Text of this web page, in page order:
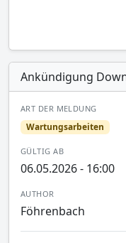
Ankündigung
ART DER MELDUNG
Wartungsarbeiten
GÜLTIG AB
06.05.2026 - 16:00
AUTHOR
Föhrenbach